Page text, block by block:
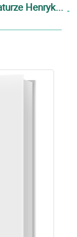
Henryk...